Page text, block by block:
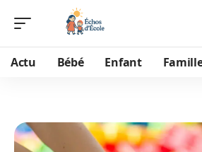
Actu Bébé Enfant